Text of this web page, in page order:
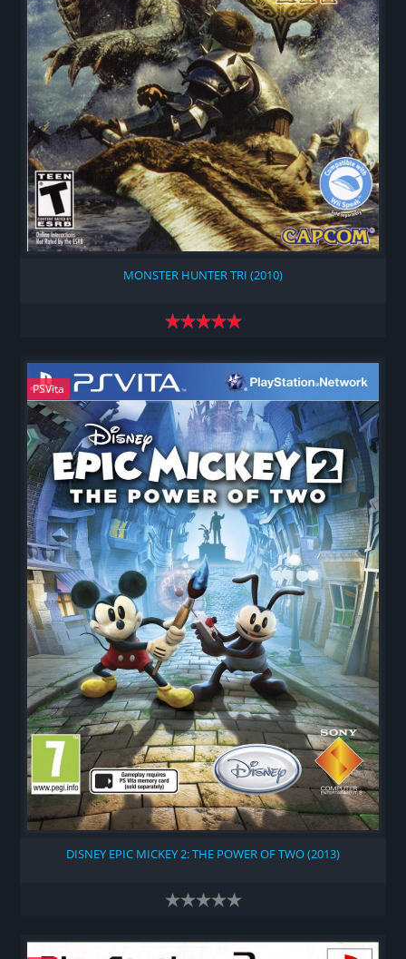
MONSTER HUNTER TRI (2010)
PSVita
DISNEY EPIC MICKEY 2: THE POWER OF TWO (2013)